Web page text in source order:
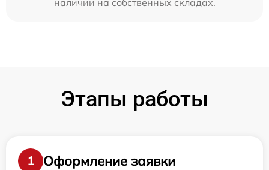
наличии на собственных складах.
Этапы работы
1
Оформление заявки